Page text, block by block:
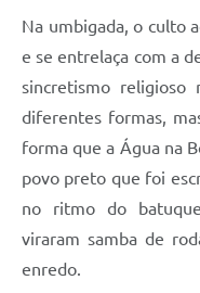
Na umbigada, o culto
e se entrelaça com a
sincretismo
diferentes formas,
forma que a Água na
povo preto que foi
no ritmo do
viraram samba de
enredo.